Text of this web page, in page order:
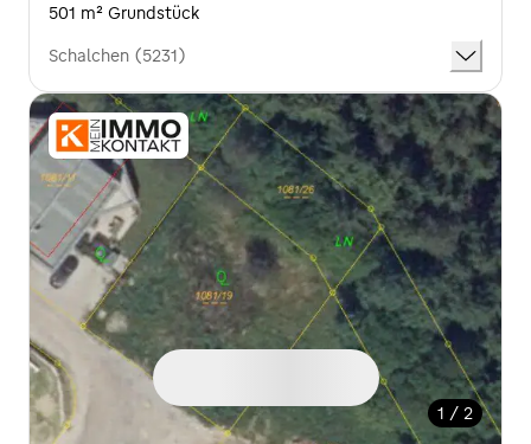
501 m² Grundstück
Schalchen (5231)
1 / 2